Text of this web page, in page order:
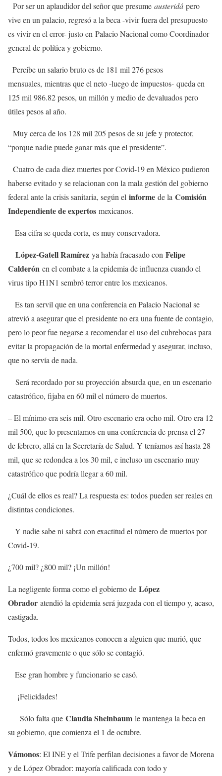
Por ser un aplaudidor del señor que presume austeridá pero
vive en un palacio, regresó a la beca -vivir fuera del presupuesto
es vivir en el error- justo en Palacio Nacional como Coordinador
general de política y gobierno.
Percibe un salario bruto es de 181 mil 276 pesos
mensuales, mientras que el neto -luego de impuestos- queda en
125 mil 986.82 pesos, un millón y medio de devaluados pero
útiles pesos al año.
Muy cerca de los 128 mil 205 pesos de su jefe y protector,
“porque nadie puede ganar más que el presidente”.
Cuatro de cada diez muertes por Covid-19 en México pudieron
haberse evitado y se relacionan con la mala gestión del gobierno
federal ante la crisis sanitaria, según el informe de la Comisión
Independiente de expertos mexicanos.
Esa cifra se queda corta, es muy conservadora.
López-Gatell Ramírez ya había fracasado con Felipe
Calderón en el combate a la epidemia de influenza cuando el
virus tipo H1N1 sembró terror entre los mexicanos.
Es tan servil que en una conferencia en Palacio Nacional se
atrevió a asegurar que el presidente no era una fuente de contagio,
pero lo peor fue negarse a recomendar el uso del cubrebocas para
evitar la propagación de la mortal enfermedad y asegurar, incluso,
que no servía de nada.
Será recordado por su proyección absurda que, en un escenario
catastrófico, fijaba en 60 mil el número de muertos.
– ­El mínimo era seis mil. Otro escenario era ocho mil. Otro era 12
mil 500, que lo presentamos en una conferencia de prensa el 27
de febrero, allá en la Secretaría de Salud. Y teníamos así hasta 28
mil, que se redondea a los 30 mil, e incluso un escenario muy
catastrófico que podría llegar a 60 mil.
¿Cuál de ellos es real? La respuesta es: todos pueden ser reales en
distintas condiciones.
Y nadie sabe ni sabrá con exactitud el número de muertos por
Covid-19.
¿700 mil? ¿800 mil? ¡Un millón!
La negligente forma como el gobierno de López
Obrador atendió la epidemia será juzgada con el tiempo y, acaso,
castigada.
Todos, todos los mexicanos conocen a alguien que murió, que
enfermó gravemente o que sólo se contagió.
Ese gran hombre y funcionario se casó.
¡Felicidades!
Sólo falta que Claudia Sheinbaum le mantenga la beca en
su gobierno, que comienza el 1 de octubre.
Vámonos: El INE y el Trife perfilan decisiones a favor de Morena
y de López Obrador: mayoría calificada con todo y